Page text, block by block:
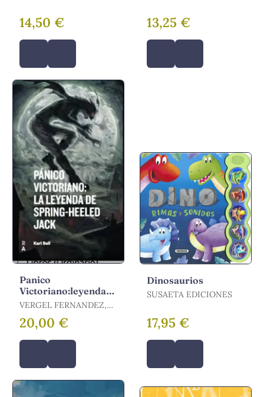
14,50 € 13,25 €
Panico
Victoriano:leyenda
Spring-Heeled Jack
VERGEL FERNANDEZ,
PABLO
20,00 €
Dinosaurios
SUSAETA EDICIONES
17,95 €